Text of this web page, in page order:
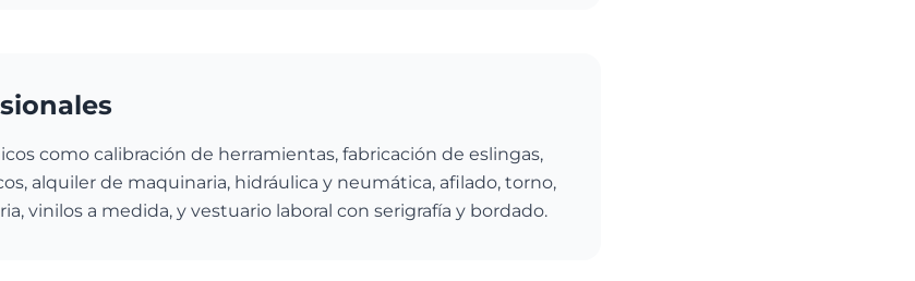
como calibración de herramientas, fabricación de eslingas,
alquiler de maquinaria, hidráulica y neumática, afilado, torno,
vinilos a medida, y vestuario laboral con serigrafía y bordado.